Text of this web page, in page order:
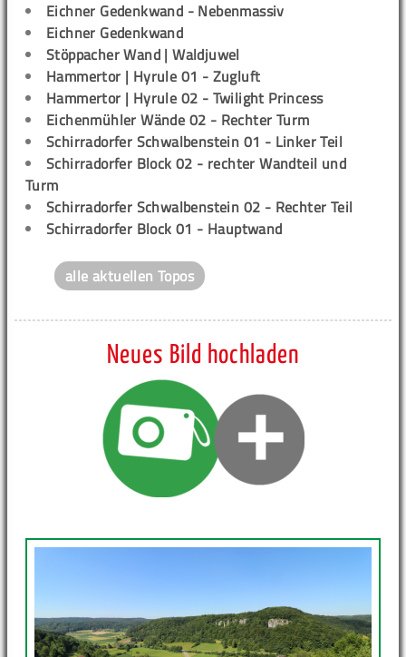
Eichner Gedenkwand - Nebenmassiv
Eichner Gedenkwand
Stöppacher Wand | Waldjuwel
Hammertor | Hyrule 01 - Zugluft
Hammertor | Hyrule 02 - Twilight Princess
Eichenmühler Wände 02 - Rechter Turm
Schirradorfer Schwalbenstein 01 - Linker Teil
Schirradorfer Block 02 - rechter Wandteil und
Turm
Schirradorfer Schwalbenstein 02 - Rechter Teil
Schirradorfer Block 01 - Hauptwand
alle aktuellen Topos
Neues Bild hochladen